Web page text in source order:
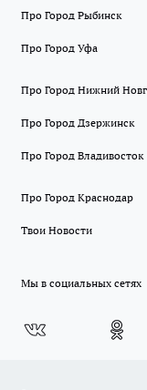
Про Город Рыбинск
Про Город Уфа
Про Город Нижний
Про Город Дзержинск
Про Город Владивосток
Про Город Краснодар
Твои Новости
Мы в социальных сетях